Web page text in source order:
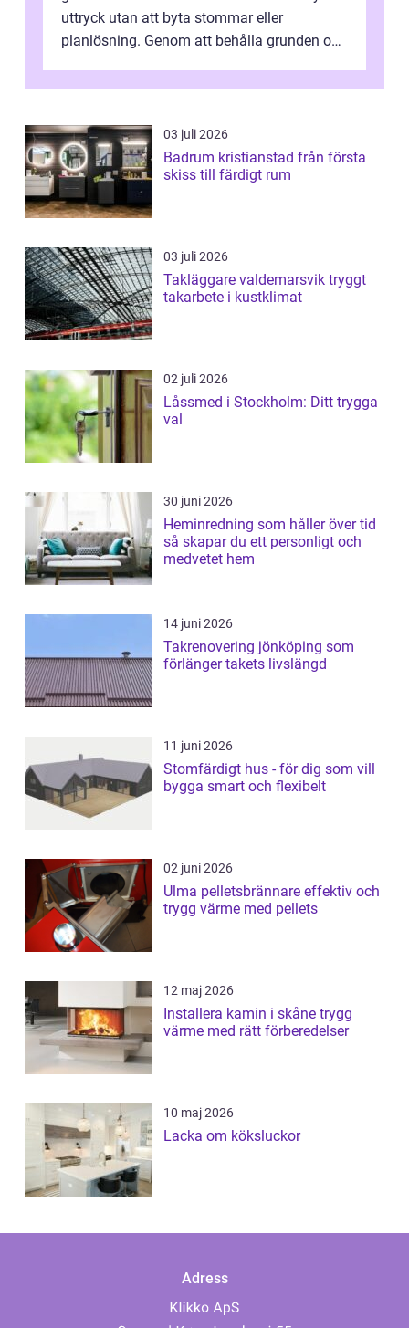
uttryck utan att byta stommar eller
planlösning. Genom att behålla grunden och
03 juli 2026
Badrum kristianstad från första
skiss till färdigt rum
03 juli 2026
Takläggare valdemarsvik tryggt
takarbete i kustklimat
02 juli 2026
Låssmed i Stockholm: Ditt trygga
val
30 juni 2026
Heminredning som håller över tid
så skapar du ett personligt och
medvetet hem
14 juni 2026
Takrenovering jönköping som
förlänger takets livslängd
11 juni 2026
Stomfärdigt hus - för dig som vill
bygga smart och flexibelt
02 juni 2026
Ulma pelletsbrännare effektiv och
trygg värme med pellets
12 maj 2026
Installera kamin i skåne trygg
värme med rätt förberedelser
10 maj 2026
Lacka om köksluckor
Adress